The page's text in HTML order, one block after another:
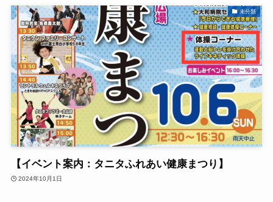
未分類
【イベント案内：タニタふれあい健康まつり】
2024年10月1日